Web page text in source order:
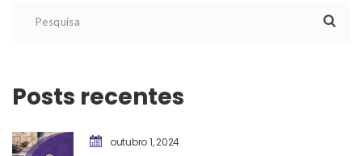
Posts recente
outubro 1, 2024